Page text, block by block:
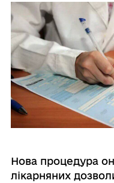
Нова процедура
лікарняних